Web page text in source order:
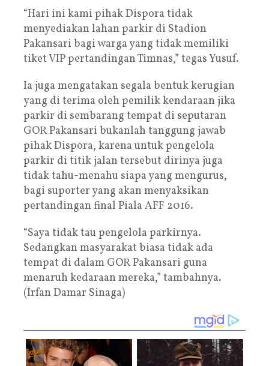
“Hari ini kami pihak Dispora tidak
menyediakan lahan parkir di Stadion
Pakansari bagi warga yang tidak memiliki
tiket VIP pertandingan Timnas,” tegas Yusuf.
Ia juga mengatakan segala bentuk kerugian
yang di terima oleh pemilik kendaraan jika
parkir di sembarang tempat di seputaran
GOR Pakansari bukanlah tanggung jawab
pihak Dispora, karena untuk pengelola
parkir di titik jalan tersebut dirinya juga
tidak tahu-menahu siapa yang mengurus,
bagi suporter yang akan menyaksikan
pertandingan final Piala AFF 2016.
“Saya tidak tau pengelola parkirnya.
Sedangkan masyarakat biasa tidak ada
tempat di dalam GOR Pakansari guna
menaruh kedaraan mereka,” tambahnya.
(Irfan Damar Sinaga)